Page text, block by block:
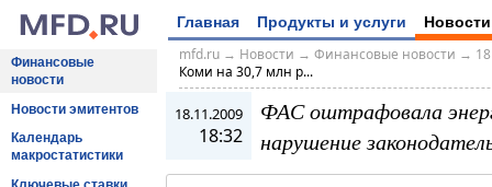
Главная Продукты и услуги Новости
Финансовые
новости
Новости эмитентов
Календарь
макростатистики
mfd.ru→ Новости → Финансовые новости →
Коми на 30,7 млн р...
18.11.2009
18:32
ФАС оштрафовала
нарушение